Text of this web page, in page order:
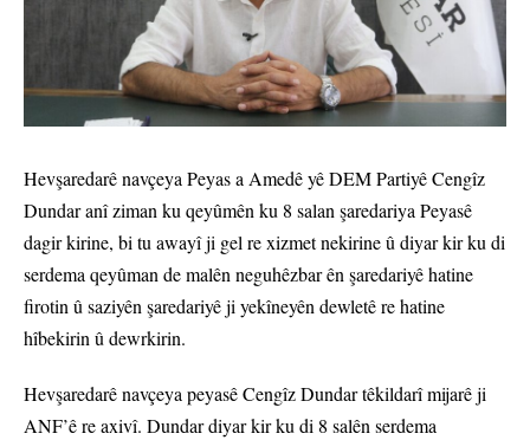
Hevşaredarê navçeya Peyas a Amedê yê DEM Partiyê Cengîz
Dundar anî ziman ku qeyûmên ku 8 salan şaredariya Peyasê
dagir kirine, bi tu awayî ji gel re xizmet nekirine û diyar kir ku di
serdema qeyûman de malên neguhêzbar ên şaredariyê hatine
firotin û saziyên şaredariyê ji yekîneyên dewletê re hatine
hîbekirin û dewrkirin.
Hevşaredarê navçeya peyasê Cengîz Dundar têkildarî mijarê ji
ANF’ê re axivî. Dundar diyar kir ku di 8 salên serdema